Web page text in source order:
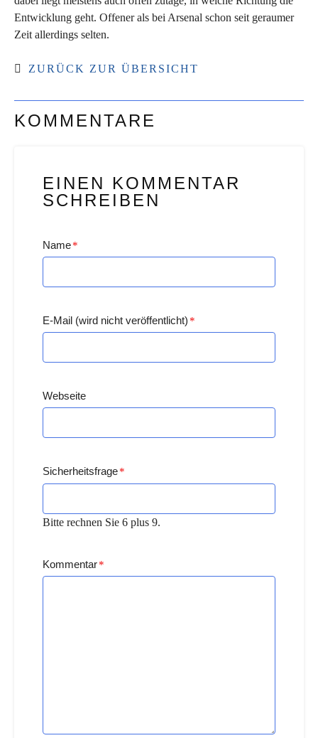
Entwicklung geht. Offener als bei Arsenal schon seit geraumer
Zeit allerdings selten.
ZURÜCK ZUR ÜBERSICHT
KOMMENTARE
EINEN KOMMENTAR
SCHREIBEN
Name*
E-Mail (wird nicht veröffentlicht) *
Webseite
Sicherheitsfrage*
Bitte rechnen Sie 6 plus 9.
Kommentar*